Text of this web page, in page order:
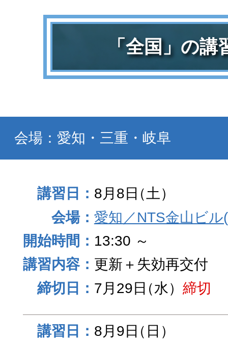
「全国」の
会場：愛知・三重・岐阜
8月8日（土）
愛知／NTS金山ビ
13:30 ～
更新＋失効再交付
7月29日（水） 締切
8月9日（日）